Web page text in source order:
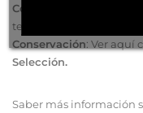
Consumo
: Cortar en
temperatura ambiente.
Conservación: Ver aquí
Selección.
Saber más información